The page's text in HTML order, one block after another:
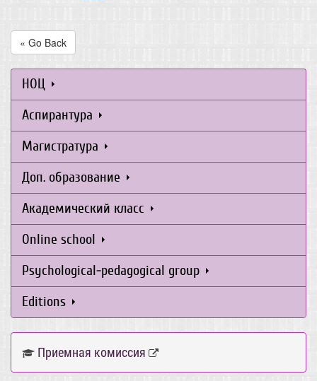
« Go Back
НОЦ
Аспирантура
Магистратура
Доп. образование
Академический класс
Online school
Psychological-pedagogical group
Editions
Приемная комиссия